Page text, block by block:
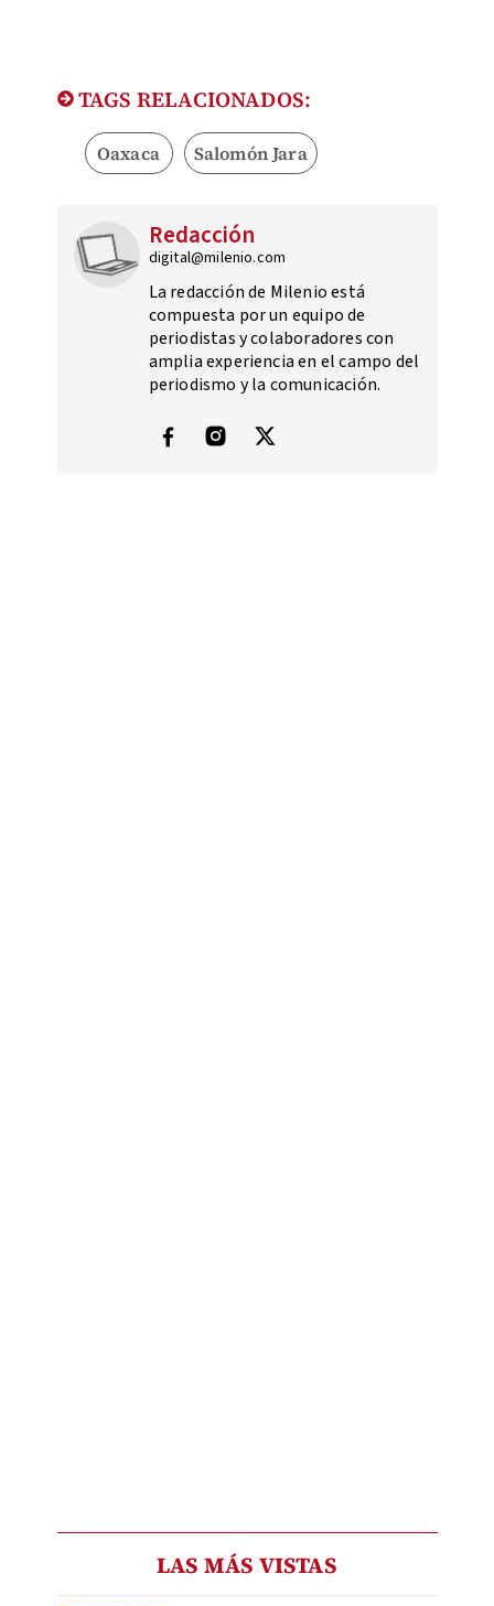
TAGS RELACIONADOS:
Oaxaca Salomón Jara
Redacción
digital@milenio.com
La redacción de Milenio está
compuesta por un equipo de
periodistas y colaboradores con
amplia experiencia en el campo del
periodismo y la comunicación.
LAS MÁS VISTAS